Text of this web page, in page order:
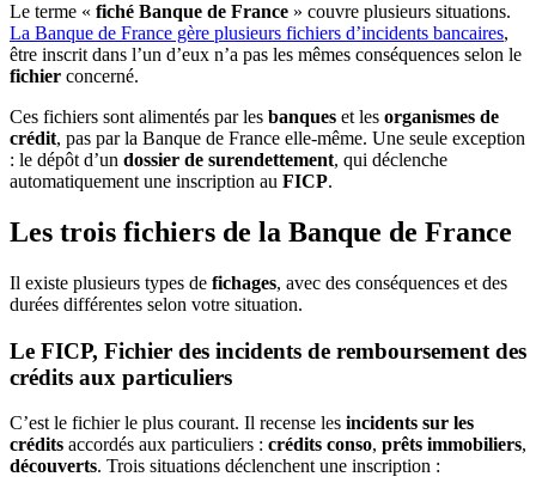
Le terme « fiché Banque de France » couvre plusieurs situations.
La Banque de France gère plusieurs fichiers d’incidents bancaires,
être inscrit dans l’un d’eux n’a pas les mêmes conséquences selon le
fichier concerné.
Ces fichiers sont alimentés par les banques et les organismes de
crédit, pas par la Banque de France elle-même. Une seule exception
: le dépôt d’un dossier de surendettement, qui déclenche
automatiquement une inscription au FICP.
Les trois fichiers de la Banque de France
Il existe plusieurs types de fichages, avec des conséquences et des
durées différentes selon votre situation.
Le FICP, Fichier des incidents de remboursement des
crédits aux particuliers
C’est le fichier le plus courant. Il recense les incidents sur les
crédits accordés aux particuliers : crédits conso, prêts immobiliers,
découverts. Trois situations déclenchent une inscription :